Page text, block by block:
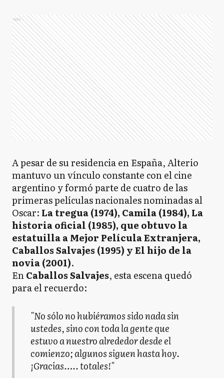
Ads
A pesar de su residencia en España, Alterio
mantuvo un vínculo constante con el cine
argentino y formó parte de cuatro de las
primeras películas nacionales nominadas al
Oscar: La tregua (1974), Camila (1984), La
historia oficial (1985), que obtuvo la
estatuilla a Mejor Película Extranjera,
Caballos Salvajes (1995) y El hijo de la
novia (2001).
EnCaballos Salvajes, esta escena quedó
para el recuerdo:
"No sólo no hubiéramos sido nada sin
ustedes, sino con toda la gente que
estuvo a nuestro alrededor desde el
comienzo; algunos siguen hasta hoy.
¡Gracias….. totales!"